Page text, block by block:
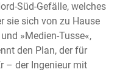
Süd-Gefälle, welches
sie sich von zu Hause
»Medien-Tusse«,
den Plan, der für
– der Ingenieur mit